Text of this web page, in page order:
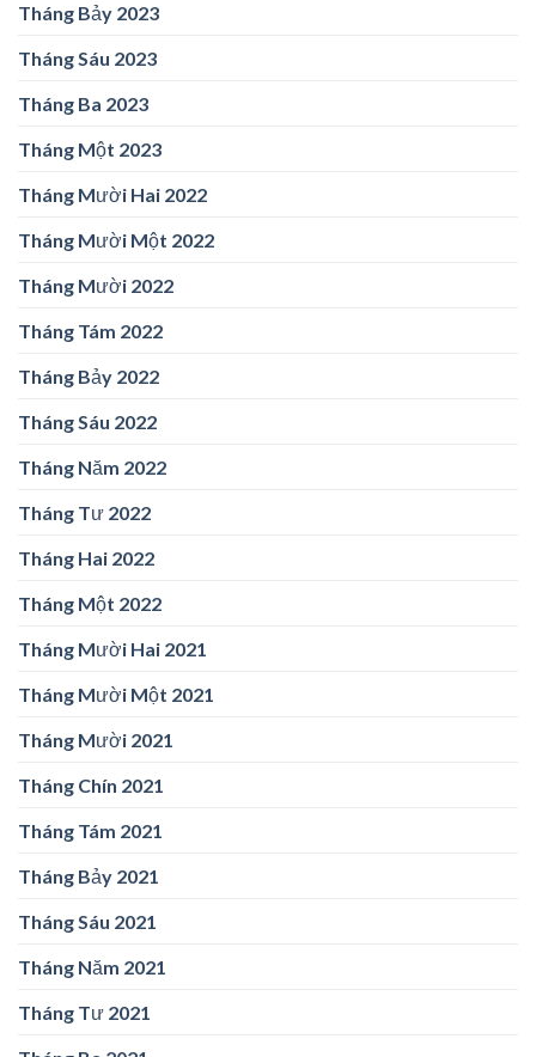
Tháng Bảy 2023
Tháng Sáu 2023
Tháng Ba 2023
Tháng Một 2023
Tháng Mười Hai 2022
Tháng Mười Một 2022
Tháng Mười 2022
Tháng Tám 2022
Tháng Bảy 2022
Tháng Sáu 2022
Tháng Năm 2022
Tháng Tư 2022
Tháng Hai 2022
Tháng Một 2022
Tháng Mười Hai 2021
Tháng Mười Một 2021
Tháng Mười 2021
Tháng Chín 2021
Tháng Tám 2021
Tháng Bảy 2021
Tháng Sáu 2021
Tháng Năm 2021
Tháng Tư 2021